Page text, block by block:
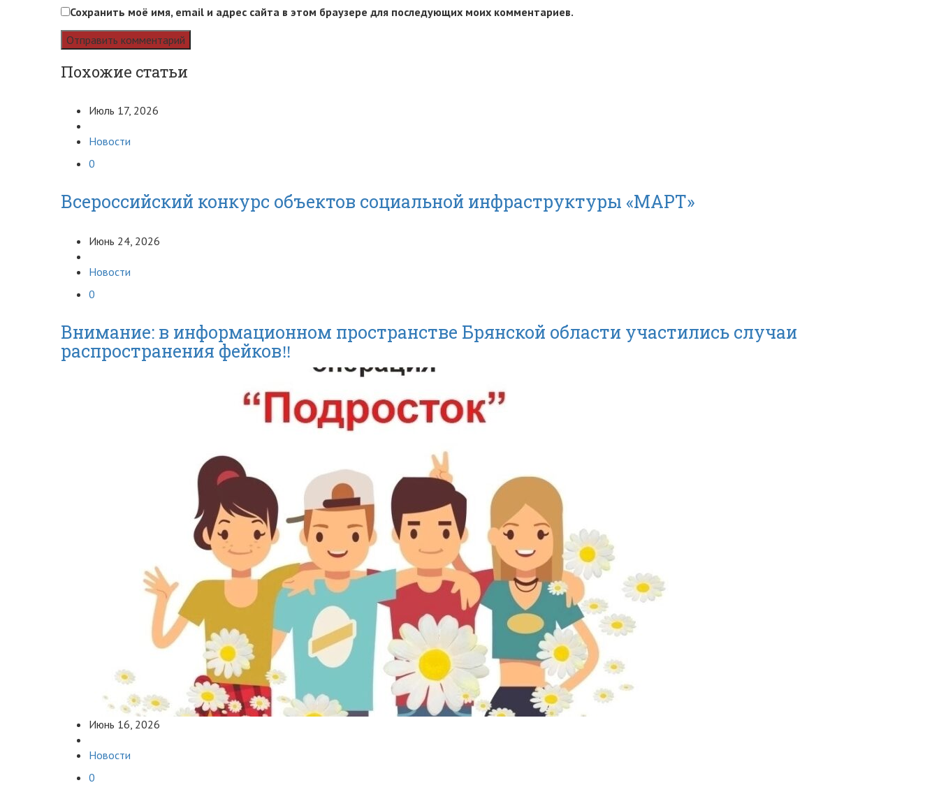
Сохранить моё имя, email и адрес сайта в этом браузере для последующих моих комментариев.
Похожие статьи
Июль 17, 2026
Новости
0
Всероссийский конкурс объектов социальной инфраструктуры «МАРТ»
Июнь 24, 2026
Новости
0
Внимание: в информационном пространстве Брянской области участились случаи
распространения фейков‼️
Июнь 16, 2026
Новости
0